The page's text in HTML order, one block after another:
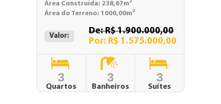
Área Construída: 238,67m²
Área do Terreno: 1000,00m²
Valor:
De: R$ 1.900.000,00
Por: R$ 1.575.000,00
3
Quartos
3
Banheiros
3
Suítes